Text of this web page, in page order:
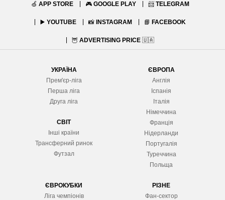
🍏 APP STORE 🎮 GOOGLE PLAY 📨 TELEGRAM
▶️ YOUTUBE 📸 INSTAGRAM 📘 FACEBOOK
🦉 ADVERTISING PRICE 🇺🇦
УКРАЇНА
Прем'єр-ліга
Перша ліга
Друга ліга
СВІТ
Інші країни
Трансферний ринок
Футзал
ЄВРОПА
Англія
Іспанія
Італія
Німеччина
Франція
Нідерланди
Португалія
Туреччина
Польща
ЄВРОКУБКИ
Ліга чемпіонів
РІЗНЕ
Фан-сектор